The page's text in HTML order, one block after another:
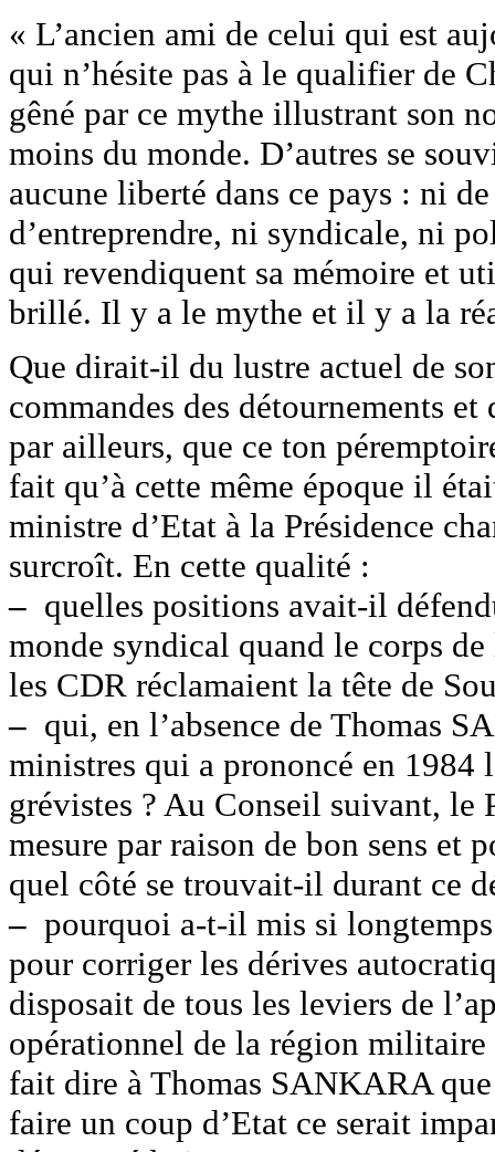
« L’ancien ami de celui qui est
qui n’hésite pas à le qualifier de
gêné par ce mythe illustrant son
moins du monde. D’autres se
aucune liberté dans ce pays : ni
d’entreprendre, ni syndicale, ni
qui revendiquent sa mémoire et
brillé. Il y a le mythe et il y a la
Que dirait-il du lustre actuel de
commandes des détournements
par ailleurs, que ce ton
fait qu’à cette même époque il
ministre d’Etat à la Présidence
surcroît. En cette qualité :
– quelles positions avait-il
monde syndical quand le corps
les CDR réclamaient la tête de
– qui, en l’absence de Thomas
ministres qui a prononcé en 1984
grévistes ? Au Conseil suivant, le
mesure par raison de bon sens et
quel côté se trouvait-il durant ce
– pourquoi a-t-il mis si
pour corriger les dérives
disposait de tous les leviers de
opérationnel de la région
fait dire à Thomas SANKARA
faire un coup d’Etat ce serait